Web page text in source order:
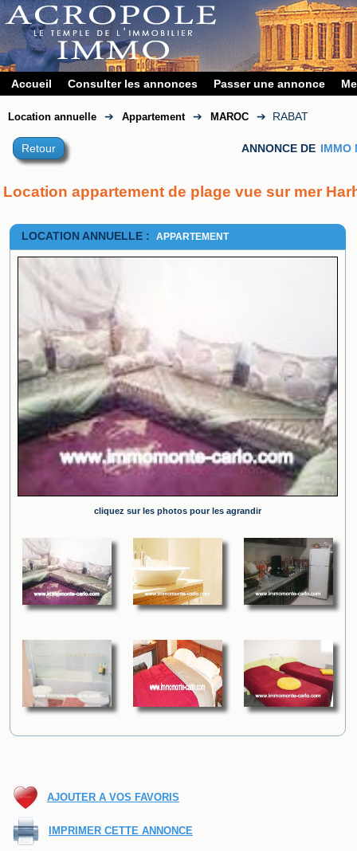
Accueil Consulter les annonces Passer une annonce
Location annuelle ➔ Appartement ➔ MAROC ➔ RABAT
Retour ANNONCE DE IMMO
Location appartement de plage vue sur mer
LOCATION ANNUELLE : APPARTEMENT
cliquez sur les photos pour les agrandir
AJOUTER A VOS FAVORIS
IMPRIMER CETTE ANNONCE